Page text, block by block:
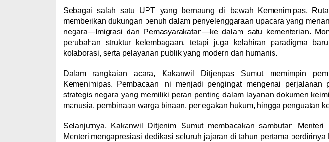
Sebagai salah satu UPT yang bernaung di bawah Kemenimipas,
memberikan dukungan penuh dalam penyelenggaraan upacara yang
negara—Imigrasi dan Pemasyarakatan—ke dalam satu kementerian.
perubahan struktur kelembagaan, tetapi juga kelahiran paradigma
kolaborasi, serta pelayanan publik yang modern dan humanis.
Dalam rangkaian acara, Kakanwil Ditjenpas Sumut memimpin
Kemenimipas. Pembacaan ini menjadi pengingat mengenai perjalanan
strategis negara yang memiliki peran penting dalam layanan dokumen
manusia, pembinaan warga binaan, penegakan hukum, hingga penguatan
Selanjutnya, Kakanwil Ditjenim Sumut membacakan sambutan Menteri
Menteri mengapresiasi dedikasi seluruh jajaran di tahun pertama